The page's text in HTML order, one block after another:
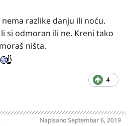
razlike danju ili noću.
si odmoran ili ne. Kreni tako
ništa.
4
NapisanoSeptembar 6, 2019